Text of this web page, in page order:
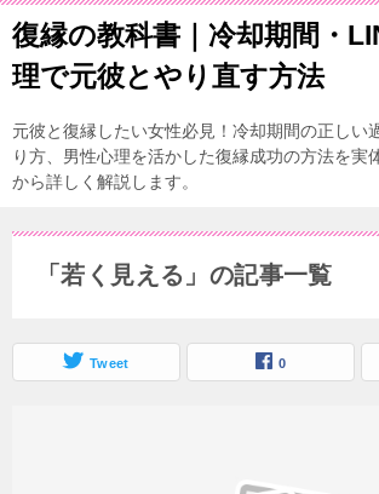
復縁の教科書｜冷却期間・
理で元彼とやり直す方法
元彼と復縁したい女性必見！冷却期間の正しい
り方、男性心理を活かした復縁成功の方法を実
から詳しく解説します。
「若く見える」の記事一覧
Tweet 0